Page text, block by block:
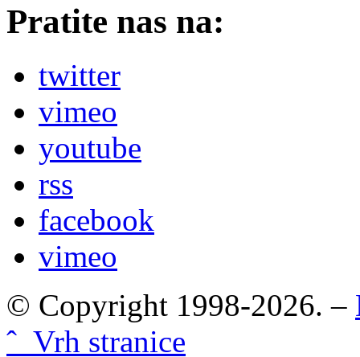
Pratite nas na:
twitter
vimeo
youtube
rss
facebook
vimeo
© Copyright 1998-2026. –
ˆ Vrh stranice